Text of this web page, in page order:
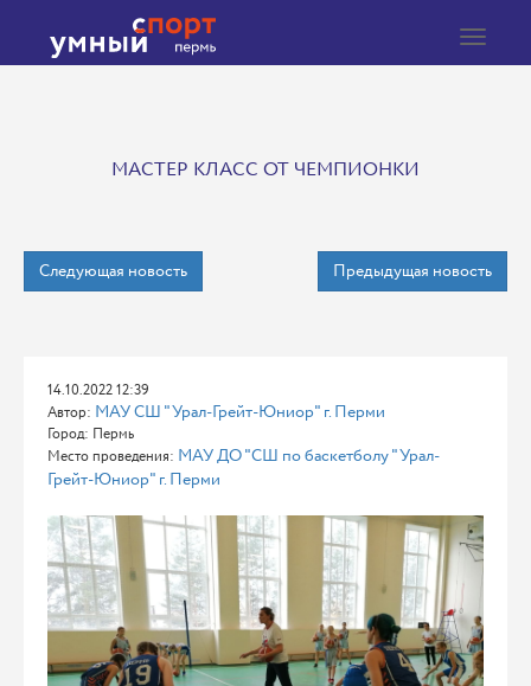
Toggle
МАСТЕР КЛАСС ОТ ЧЕМПИОНКИ
Следующая новость Предыдущая новость
14.10.2022 12:39
Автор: МАУ СШ "Урал-Грейт-Юниор" г. Перми
Город: Пермь
Место проведения: МАУ ДО "СШ по баскетболу "Урал-
Грейт-Юниор" г. Перми